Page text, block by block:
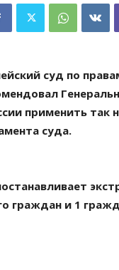
суд по
применить так
суда.
граждан и 1